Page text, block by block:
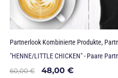
Partnerlook Kombinierte Produkte,
"HENNE/LITTLE CHICKEN" - Paare
60,00€ 48,00 €